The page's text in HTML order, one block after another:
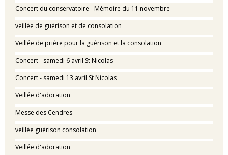
Concert du conservatoire - Mémoire du 11 novembre
veillée de guérison et de consolation
Veillée de prière pour la guérison et la consolation
Concert - samedi 6 avril St Nicolas
Concert - samedi 13 avril St Nicolas
Veillée d'adoration
Messe des Cendres
veillée guérison consolation
Veillée d'adoration